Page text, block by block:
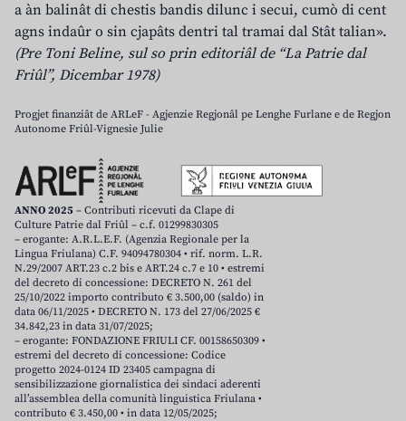
a àn balinât di chestis bandis dilunc i secui, cumò di cent
agns indaûr o sin cjapâts dentri tal tramai dal Stât talian».
(Pre Toni Beline, sul so prin editoriâl de “La Patrie dal
Friûl”, Dicembar 1978)
Progjet finanziât de ARLeF - Agjenzie Regjonâl pe Lenghe Furlane e de Regjon
Autonome Friûl-Vignesie Julie
ANNO 2025 – Contributi ricevuti da Clape di
Culture Patrie dal Friûl – c.f. 01299830305
– erogante: A.R.L.E.F. (Agenzia Regionale per la
Lingua Friulana) C.F. 94094780304 • rif. norm. L.R.
N.29/2007 ART.23 c.2 bis e ART.24 c.7 e 10 • estremi
del decreto di concessione: DECRETO N. 261 del
25/10/2022 importo contributo € 3.500,00 (saldo) in
data 06/11/2025 • DECRETO N. 173 del 27/06/2025 €
34.842,23 in data 31/07/2025;
– erogante: FONDAZIONE FRIULI CF. 00158650309 •
estremi del decreto di concessione: Codice
progetto 2024-0124 ID 23405 campagna di
sensibilizzazione giornalistica dei sindaci aderenti
all’assemblea della comunità linguistica Friulana •
contributo € 3.450,00 • in data 12/05/2025;